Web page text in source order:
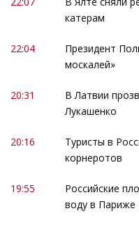
катерам
22:04
Президент
москалей»
20:31
В Латвии
Лукашенко
20:16
Туристы в
корнеротов
19:55
Российские
воду в Париже